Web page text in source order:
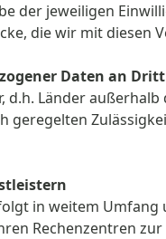
der jeweiligen
die wir mit diesen
Daten an
d.h. Länder
geregelten
in weitem
Rechenzentren